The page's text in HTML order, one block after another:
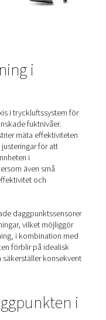
dem idealiska för
°F till 50 °F), eftersom
och avlägsna fukt,
torktyp hjälper
för deras unika